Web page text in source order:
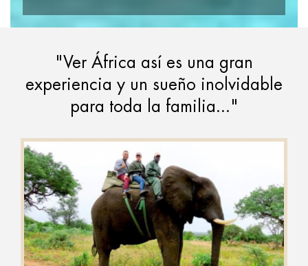
"Ver África así es una gran
experiencia y un sueño inolvidable
para toda la familia..."